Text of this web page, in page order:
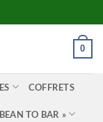
0
COFFRETS
TO BAR »